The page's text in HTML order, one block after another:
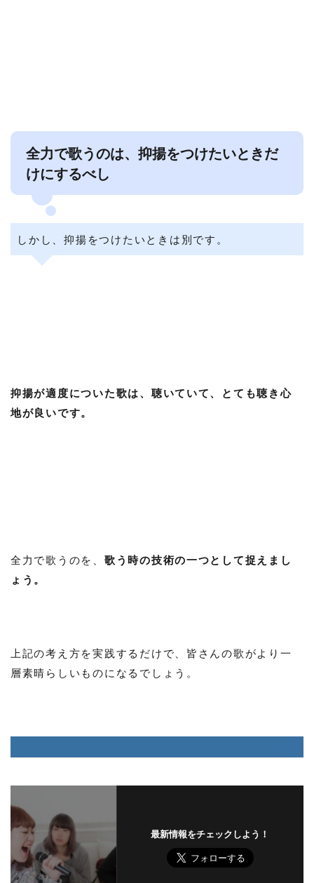
全力で歌うのは、抑揚をつけたいときだ
けにするべし
しかし、抑揚をつけたいときは別です。
抑揚が適度についた歌は、聴いていて、とても聴き心
地が良いです。
全力で歌うのを、 歌う時の技術の一つとして捉えまし
ょう。
上記の考え方を実践するだけで、皆さんの歌がより一
層素晴らしいものになるでしょう。
最新情報をチェックしよう！